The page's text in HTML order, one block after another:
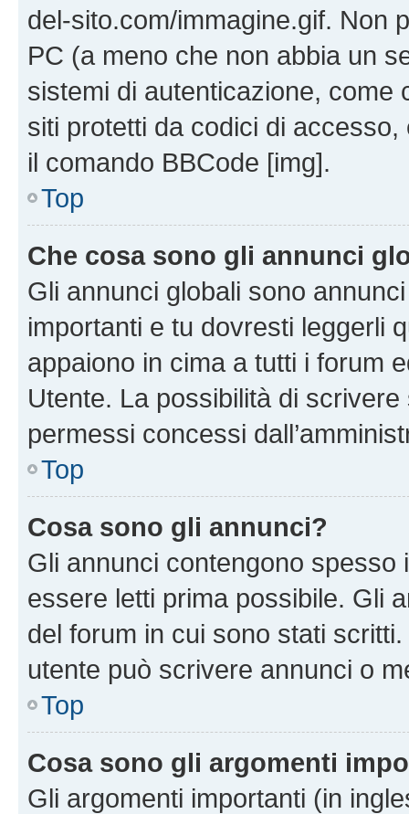
del-sito.com/immagine.gif. Non
PC (a meno che non abbia un
sistemi di autenticazione, come
siti protetti da codici di
il comando BBCode [img].
Top
Che cosa sono gli annunci
Gli annunci globali sono
importanti e tu dovresti leggerli
appaiono in cima a tutti i forum
Utente. La possibilità di
permessi concessi
Top
Cosa sono gli annunci?
Gli annunci contengono
essere letti prima possibile. Gli
del forum in cui sono stati
utente può scrivere annunci o
Top
Cosa sono gli argomenti
Gli argomenti importanti (in